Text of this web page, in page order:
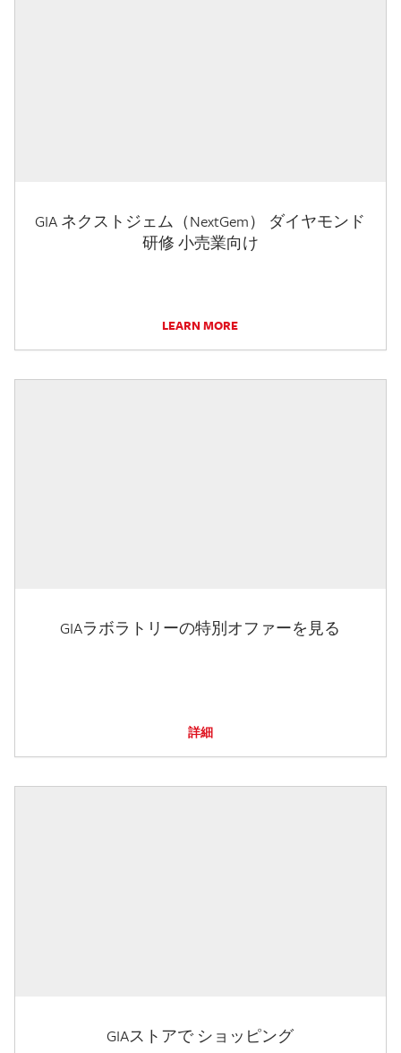
GIA ネクストジェム（NextGem） ダイヤモンド
研修 小売業向け
LEARN MORE
GIAラボラトリーの特別オファーを見る
詳細
GIAストアで ショッピング